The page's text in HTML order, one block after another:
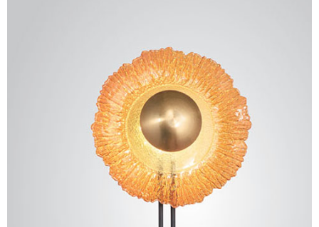
３．未成年的使用者請事先徵得法定代理人或監護人之同意方可使用
「AFTEE先享後付」，若未經同意申辦者引起之損失，本公司不負相關責
４．使用「AFTEE先享後付」時，將依據個別帳號之用戶狀況，依本公司即
時審查核予不同之上限額度；若仍有額度不足之情形，本公司將視審查結果
請求用戶進行身份認證。
５．嚴禁一人註冊多個帳號或使用他人資訊註冊。若發現惡意使用之情形，
恩沛科技股份有限公司將有權停止該用戶之使用額度並採取法律行動。